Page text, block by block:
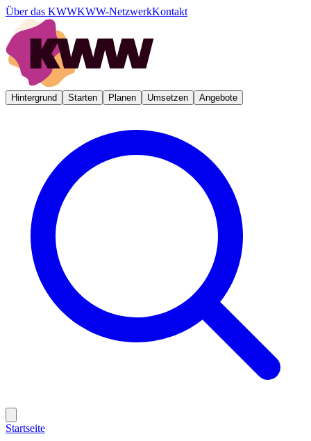
Über das KWWKWW-NetzwerkKontakt
Hintergrund Starten Planen Umsetzen Angebote
Startseite